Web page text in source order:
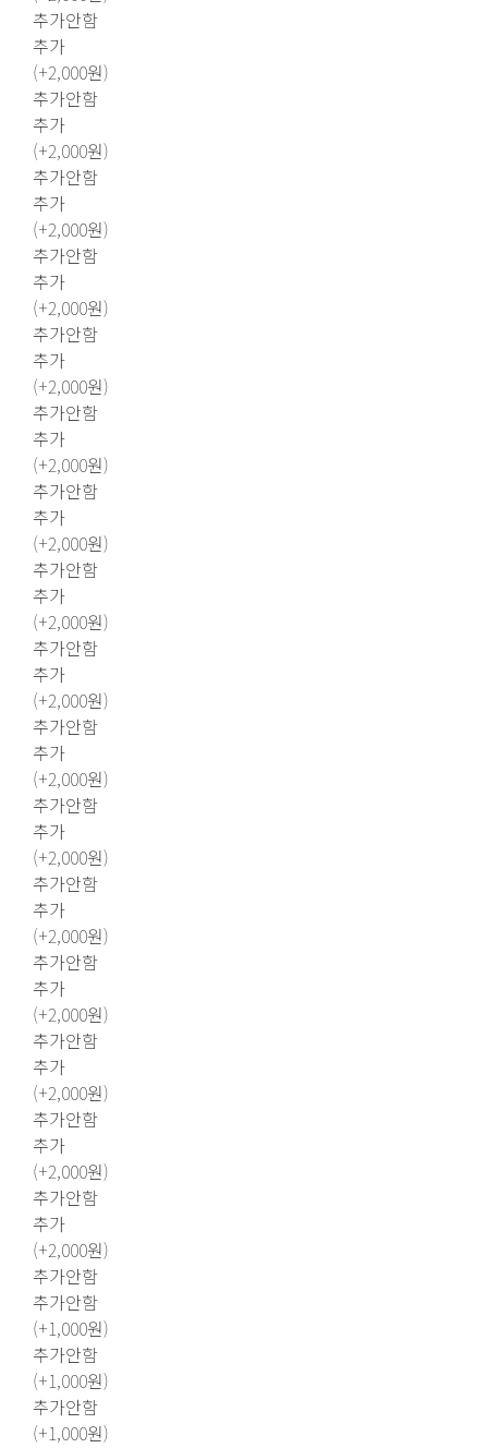
추가안함
추가
(+2,000원)
추가안함
추가
(+2,000원)
추가안함
추가
(+2,000원)
추가안함
추가
(+2,000원)
추가안함
추가
(+2,000원)
추가안함
추가
(+2,000원)
추가안함
추가
(+2,000원)
추가안함
추가
(+2,000원)
추가안함
추가
(+2,000원)
추가안함
추가
(+2,000원)
추가안함
추가
(+2,000원)
추가안함
추가
(+2,000원)
추가안함
추가
(+2,000원)
추가안함
추가
(+2,000원)
추가안함
추가
(+2,000원)
추가안함
추가
(+2,000원)
추가안함
추가안함
(+1,000원)
추가안함
(+1,000원)
추가안함
(+1,000원)